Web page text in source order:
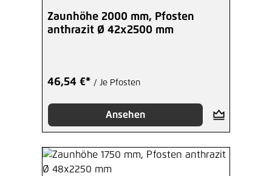
Zaunhöhe 2000 mm, Pfosten
anthrazit Ø 42x2500 mm
46,54 €* / Je Pfosten
Ansehen